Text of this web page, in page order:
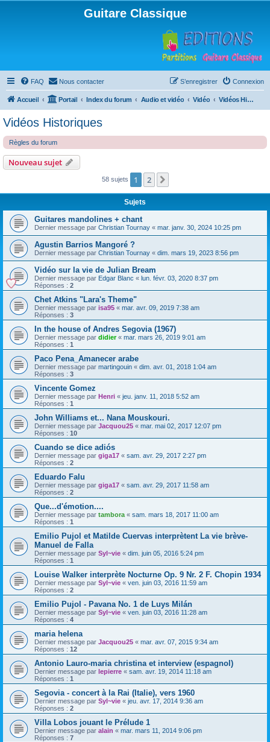
Guitare Classique
FAQ Nous contacter Connexion
S’enregistrer
Accueil Portail Index du forum Audio et vidéo Vidéo Vidéos Historiques
Vidéos Historiques
Règles du forum
Nouveau sujet
58 sujets 1 2
Sujets
Guitares mandolines + chant
Dernier message par Christian Tournay « mar. janv. 30, 2024 10:25 pm
Agustin Barrios Mangoré ?
Dernier message par Christian Tournay « dim. mars 19, 2023 8:56 pm
Vidéo sur la vie de Julian Bream
Dernier message par Edgar Blanc « lun. févr. 03, 2020 8:37 pm
Réponses : 2
Chet Atkins "Lara's Theme"
Dernier message par isa95 « mar. avr. 09, 2019 7:38 am
Réponses : 3
In the house of Andres Segovia (1967)
Dernier message par didier« mar. mars 26, 2019 9:01 am
Réponses : 1
Paco Pena_Amanecer arabe
Dernier message par martingouin « dim. avr. 01, 2018 1:04 am
Réponses : 3
Vincente Gomez
Dernier message par Henri « jeu. janv. 11, 2018 5:52 am
Réponses : 1
John Williams et... Nana Mouskouri.
Dernier message par Jacquou25 « mar. mai 02, 2017 12:07 pm
Réponses : 10
Cuando se dice adiós
Dernier message par giga17 « sam. avr. 29, 2017 2:27 pm
Réponses : 2
Eduardo Falu
Dernier message par giga17 « sam. avr. 29, 2017 11:58 am
Réponses : 2
Que...d'émotion....
Dernier message par tambora « sam. mars 18, 2017 11:00 am
Réponses : 1
Emilio Pujol et Matilde Cuervas interprètent La vie brève-
Manuel de Falla
Dernier message par Syl~vie « dim. juin 05, 2016 5:24 pm
Réponses : 1
Louise Walker interprète Nocturne Op. 9 Nr. 2 F. Chopin 1934
Dernier message par Syl~vie « ven. juin 03, 2016 11:59 am
Réponses : 2
Emilio Pujol - Pavana No. 1 de Luys Milán
Dernier message par Syl~vie « ven. juin 03, 2016 11:28 am
Réponses : 4
maria helena
Dernier message par Jacquou25 « mar. avr. 07, 2015 9:34 am
Réponses : 12
Antonio Lauro-maria christina et interview (espagnol)
Dernier message par lepierre « sam. avr. 19, 2014 11:18 am
Réponses : 1
Segovia - concert à la Rai (Italie), vers 1960
Dernier message par Syl~vie « jeu. avr. 17, 2014 9:36 am
Réponses : 2
Villa Lobos jouant le Prélude 1
Dernier message par alain « mar. mars 11, 2014 9:06 pm
Réponses : 7